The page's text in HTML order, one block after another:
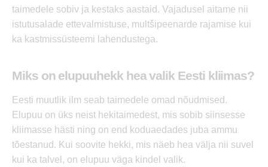
taimedele sobiv ja kestaks aastaid. Vajadusel aitame nii
istutusalade ettevalmistuse, multšipeenarde rajamise kui
ka kastmissüsteemi lahendustega.
Miks on elupuuhekk hea valik Eesti kliimas?
Eesti muutlik ilm seab taimedele omad nõudmised.
Elupuu on üks neist hekitaimedest, mis sobib siinsesse
kliimasse hästi ning on end koduaedades juba ammu
tõestanud. Kui soovite hekki, mis näeb hea välja nii suvel
kui ka talvel, on elupuu väga kindel valik.